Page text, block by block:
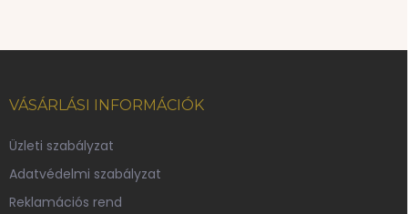
b
é
VÁSÁRLÁSI INFORMÁCIÓK
Üzleti szabályzat
Adatvédelmi szabályzat
Reklamációs rend